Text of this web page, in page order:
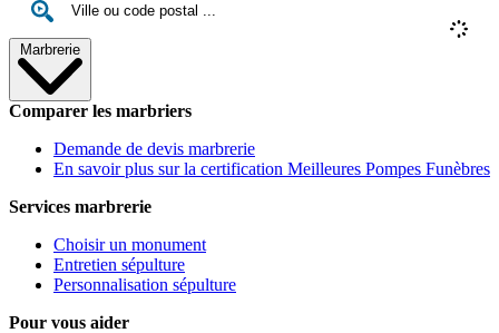
Marbrerie
Comparer les marbriers
Demande de devis marbrerie
En savoir plus sur la certification Meilleures Pompes Funèbres
Services marbrerie
Choisir un monument
Entretien sépulture
Personnalisation sépulture
Pour vous aider